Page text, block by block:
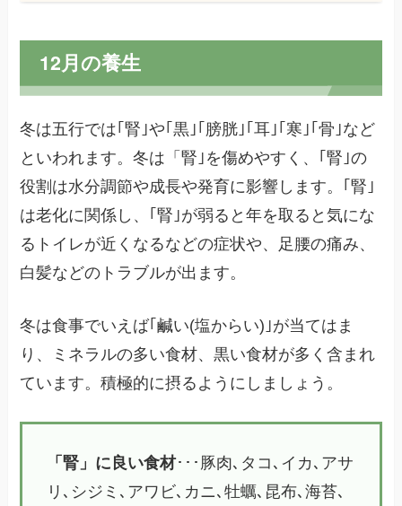
12月の養生
冬は五行では｢腎｣や｢黒｣｢膀胱｣｢耳｣｢寒｣｢骨｣など
といわれます。冬は「腎｣を傷めやすく、｢腎｣の
役割は水分調節や成長や発育に影響します。｢腎｣
は老化に関係し、｢腎｣が弱ると年を取ると気にな
るトイレが近くなるなどの症状や、足腰の痛み、
白髪などのトラブルが出ます。
冬は食事でいえば｢鹹い(塩からい)｣が当てはま
り、ミネラルの多い食材、黒い食材が多く含まれ
ています。積極的に摂るようにしましょう。
「腎」に良い食材･･･豚肉､タコ､イカ､アサ
リ､シジミ､アワビ､カニ､牡蠣､昆布､海苔､